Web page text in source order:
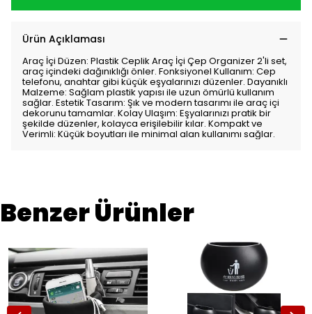
Ürün Açıklaması
Araç İçi Düzen: Plastik Ceplik Araç İçi Çep Organizer 2'li set,
araç içindeki dağınıklığı önler. Fonksiyonel Kullanım: Cep
telefonu, anahtar gibi küçük eşyalarınızı düzenler. Dayanıklı
Malzeme: Sağlam plastik yapısı ile uzun ömürlü kullanım
sağlar. Estetik Tasarım: Şık ve modern tasarımı ile araç içi
dekorunu tamamlar. Kolay Ulaşım: Eşyalarınızı pratik bir
şekilde düzenler, kolayca erişilebilir kılar. Kompakt ve
Verimli: Küçük boyutları ile minimal alan kullanımı sağlar.
Benzer Ürünler